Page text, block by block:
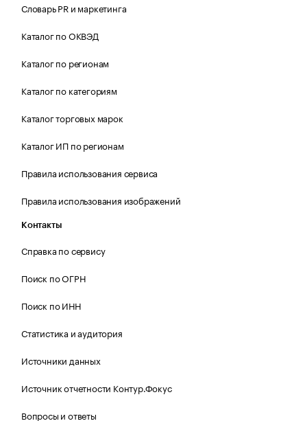
Словарь PR и маркетинга
Каталог по ОКВЭД
Каталог по регионам
Каталог по категориям
Каталог торговых марок
Каталог ИП по регионам
Правила использования сервиса
Правила использования изображений
Контакты
Справка по сервису
Поиск по ОГРН
Поиск по ИНН
Статистика и аудитория
Источники данных
Источник отчетности Контур.Фокус
Вопросы и ответы